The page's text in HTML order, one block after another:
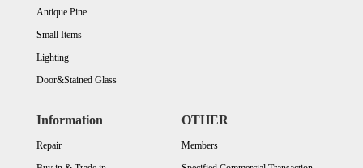
Antique Pine
Small Items
Lighting
Door&Stained Glass
Information
Repair
OTHER
Members